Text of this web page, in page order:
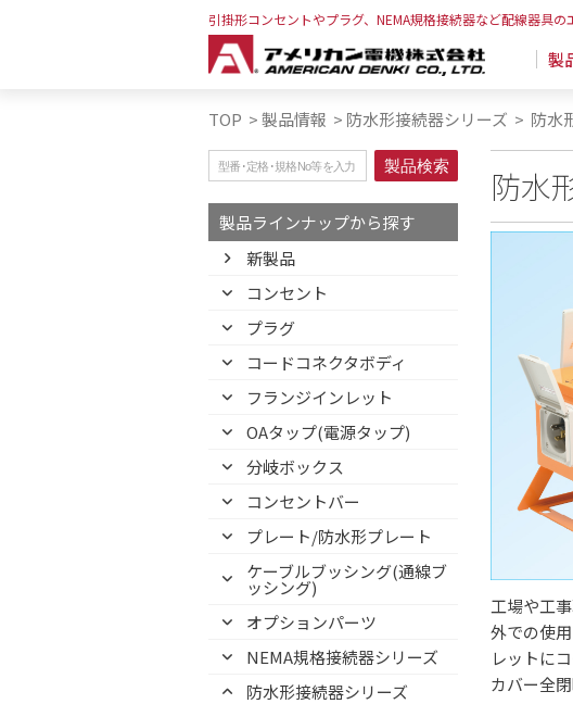
引掛形コンセントやプラグ、NEMA規格接続器など配線器具の
製
TOP >製品情報 > 防水形接続器シリーズ > 防水
製品ラインナップから探す
新製品
コンセント
プラグ
コードコネクタボディ
フランジインレット
OAタップ(電源タップ)
分岐ボックス
コンセントバー
プレート/防水形プレート
ケーブルブッシング(通線ブ
ッシング)
オプションパーツ
NEMA規格接続器シリーズ
防水形接続器シリーズ
防水
工場や工
外での使
レットに
カバー全